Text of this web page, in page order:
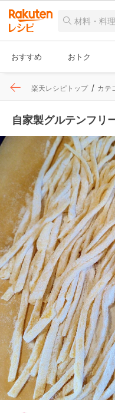
おすすめ おトク
楽天レシピトップ カテ
自家製グルテンフリ